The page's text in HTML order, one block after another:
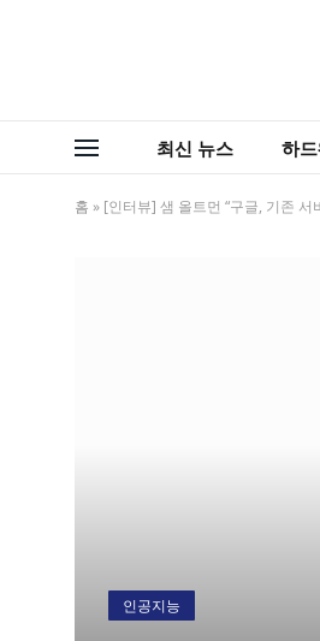
최신 뉴스 하
홈 » [인터뷰] 샘 올트먼 “구글, 기존
인공지능